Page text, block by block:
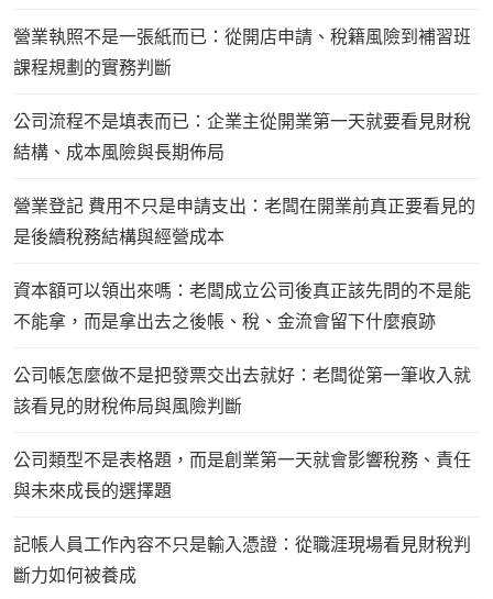
營業執照不是一張紙而已：從開店申請、稅籍風險到補習班
課程規劃的實務判斷
公司流程不是填表而已：企業主從開業第一天就要看見財稅
結構、成本風險與長期佈局
營業登記 費用不只是申請支出：老闆在開業前真正要看見的
是後續稅務結構與經營成本
資本額可以領出來嗎：老闆成立公司後真正該先問的不是能
不能拿，而是拿出去之後帳、稅、金流會留下什麼痕跡
公司帳怎麼做不是把發票交出去就好：老闆從第一筆收入就
該看見的財稅佈局與風險判斷
公司類型不是表格題，而是創業第一天就會影響稅務、責任
與未來成長的選擇題
記帳人員工作內容不只是輸入憑證：從職涯現場看見財稅判
斷力如何被養成